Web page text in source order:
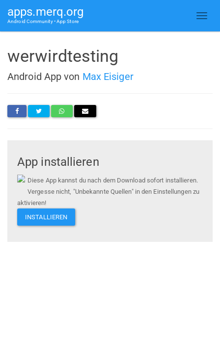
apps.merq.org
Android Community • App Store
werwirdtesting
Android App von Max Eisiger
App installieren
Diese App kannst du nach dem Download sofort installieren.
Vergesse nicht, "Unbekannte Quellen" in den Einstellungen zu
aktivieren!
INSTALLIEREN